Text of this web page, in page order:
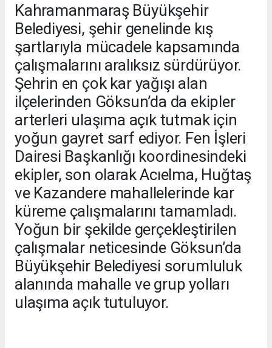
Kahramanmaraş Büyükşehir
Belediyesi, şehir genelinde kış
şartlarıyla mücadele kapsamında
çalışmalarını aralıksız sürdürüyor.
Şehrin en çok kar yağışı alan
ilçelerinden Göksun’da da ekipler
arterleri ulaşıma açık tutmak için
yoğun gayret sarf ediyor. Fen İşleri
Dairesi Başkanlığı koordinesindeki
ekipler, son olarak Acıelma, Huğtaş
ve Kazandere mahallelerinde kar
küreme çalışmalarını tamamladı.
Yoğun bir şekilde gerçekleştirilen
çalışmalar neticesinde Göksun’da
Büyükşehir Belediyesi sorumluluk
alanında mahalle ve grup yolları
ulaşıma açık tutuluyor.